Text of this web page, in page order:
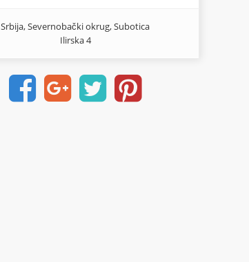
Srbija, Severnobački okrug, Subotica
Ilirska 4